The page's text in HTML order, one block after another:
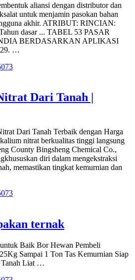
aliansi dengan distributor dan
untuk menjamin pasokan bahan
akhir. ATRIBUT: RINCIAN:
dasar ... TABEL 53 PASAR
BERDASARKAN APLIKASI
…
Dari Tanah |
Dari Tanah Terbaik dengan Harga
nitrat berkualitas tinggi langsung
County Bingsheng Chemical Co.,
diri dalam mengekstraksi
memastikan tingkat kemurnian dan
ternak
Baik Bor Hewan Pembeli
Sampai 1 Ton Tas Kemurnian Siap
Tanah Liat …